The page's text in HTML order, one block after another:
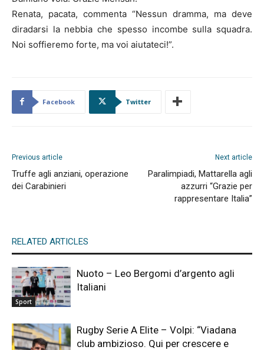
Renata, pacata, commenta “Nessun dramma, ma deve
diradarsi la nebbia che spesso incombe sulla squadra.
Noi soffieremo forte, ma voi aiutateci!”.
Facebook Twitter
Previous article
Truffe agli anziani, operazione
dei Carabinieri
Next article
Paralimpiadi, Mattarella agli
azzurri “Grazie per
rappresentare Italia”
RELATED ARTICLES
Sport
Nuoto – Leo Bergomi d’argento agli
Italiani
Rugby Serie A Elite – Volpi: “Viadana
club ambizioso. Qui per crescere e